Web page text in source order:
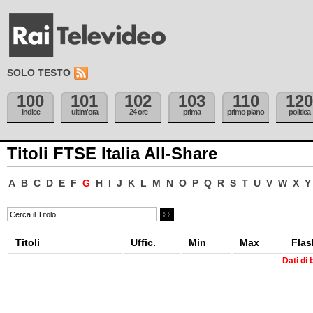
SOLO TESTO
100
indice
101
ultim'ora
102
24 ore
103
prima
110
primo piano
120
politica
Titoli FTSE Italia All-Share
A B C D E F G H I J K L M N O P Q R S T U V W X Y
Titoli Uffic. Min Max
Dati di